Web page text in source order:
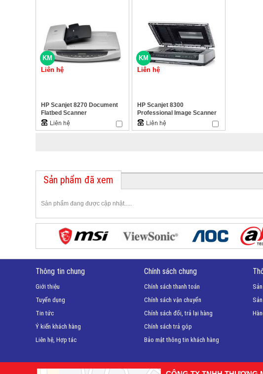
KM
Liên hệ
HP Scanjet 8270 Document
Flatbed Scanner
KM
Liên hệ
HP Scanjet 8300
Professional Image Scanner
Sản phẩm đã xem
Sản phẩm đang được cập nhật.....
Thông tin chung
Giới thiệu
Tuyển dụng
Tin tức
Ý kiến khách hàng
Liên hệ, Hợp tác
Chính sách chung
Chính sách thanh toán
Chính sách vận chuyển
Chính sách đổi, trả lại hàng
Chính sách trả góp
Bảo mật thông tin khách hàng